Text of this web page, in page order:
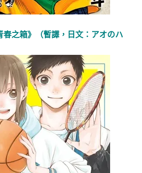
之箱》（暫譯，日文：アオのハ